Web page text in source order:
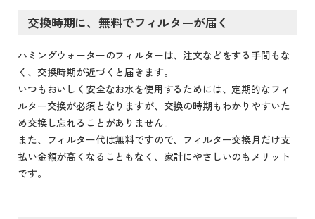
交換時期に、無料でフィルターが届く
ハミングウォーターのフィルターは、注文などをする手間もな
く、交換時期が近づくと届きます。
いつもおいしく安全なお水を使用するためには、定期的なフィ
ルター交換が必須となりますが、交換の時期もわかりやすいた
め交換し忘れることがありません。
また、フィルター代は無料ですので、フィルター交換月だけ支
払い金額が高くなることもなく、家計にやさしいのもメリット
です。